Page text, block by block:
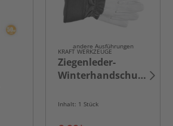
andere Ausführungen
KRAFT WERKZEUGE
Ziegenleder-
Winterhandschuhe
Inhalt: 1 Stück